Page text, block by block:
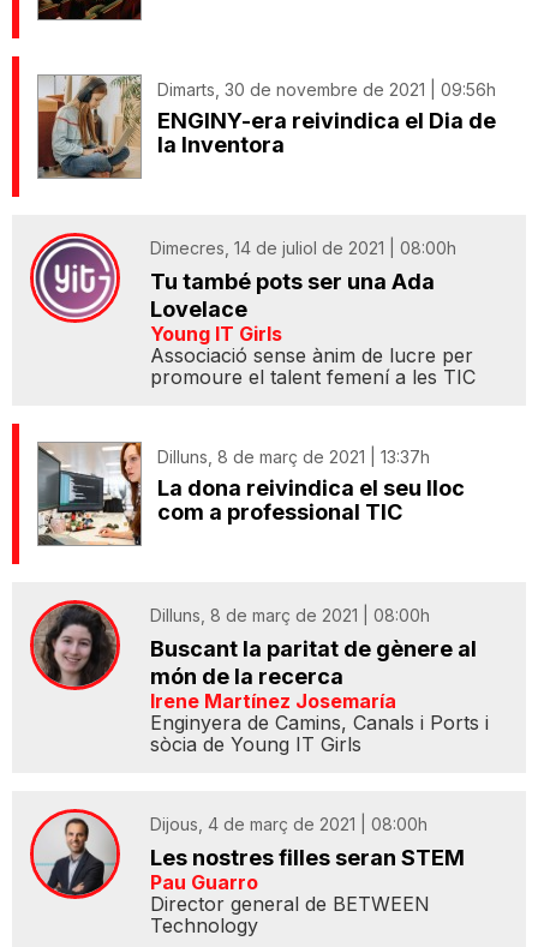
Dimarts, 30 de novembre de 2021 | 09:56h
ENGINY-era reivindica el Dia de
la Inventora
Dimecres, 14 de juliol de 2021 | 08:00h
Tu també pots ser una Ada
Lovelace
Young IT Girls
Associació sense ànim de lucre per
promoure el talent femení a les TIC
Dilluns, 8 de març de 2021 | 13:37h
La dona reivindica el seu lloc
com a professional TIC
Dilluns, 8 de març de 2021 | 08:00h
Buscant la paritat de gènere al
món de la recerca
Irene Martínez Josemaría
Enginyera de Camins, Canals i Ports i
sòcia de Young IT Girls
Dijous, 4 de març de 2021 | 08:00h
Les nostres filles seran STEM
Pau Guarro
Director general de BETWEEN
Technology